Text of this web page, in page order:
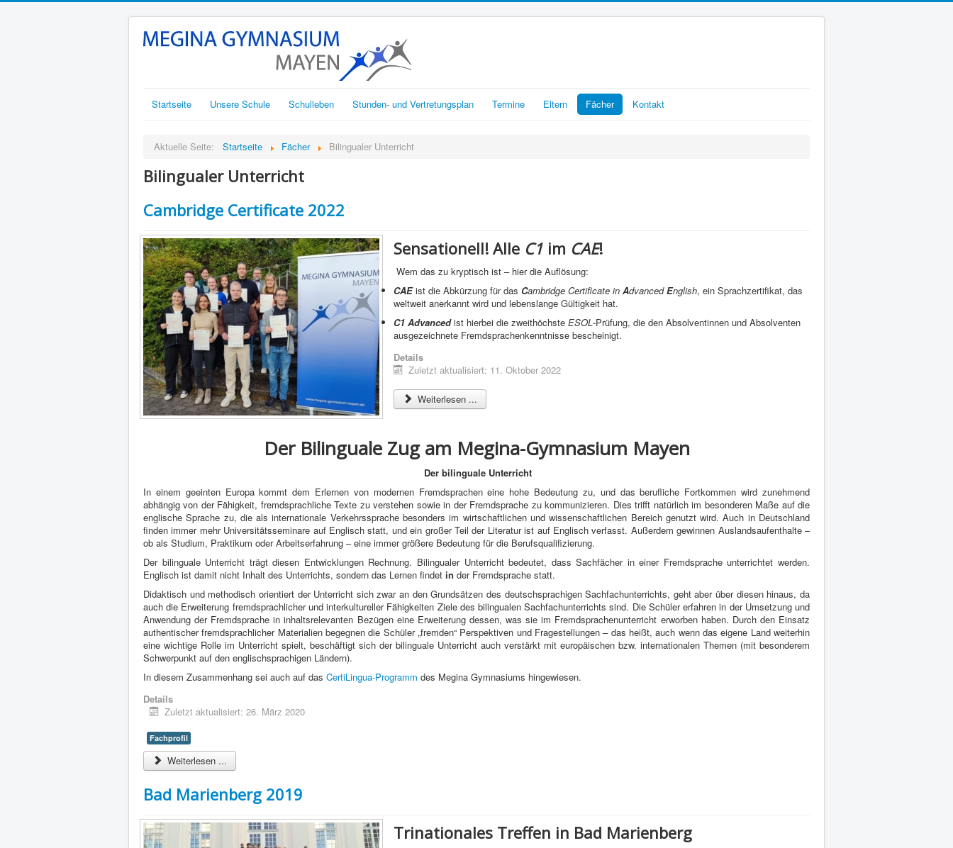
Startseite Unsere Schule Schulleben Stunden- und Vertretungsplan Termine Eltern Fächer Kontakt
Aktuelle Seite: Startseite Fächer Bilingualer Unterricht
Bilingualer Unterricht
Cambridge Certificate 2022
Sensationell! Alle C1 im CAE!
Wem das zu kryptisch ist – hier die Auflösung:
CAEist die Abkürzung für das Cambridge Certificate in AdvancedEnglish, ein Sprachzertifikat, das
weltweit anerkannt wird und lebenslange Gültigkeit hat.
C1 Advancedist hierbei die zweithöchste ESOL-Prüfung, die den Absolventinnen und Absolventen
ausgezeichnete Fremdsprachenkenntnisse bescheinigt.
Details
Zuletzt aktualisiert: 11. Oktober 2022
Weiterlesen ...
Der Bilinguale Zug am Megina-Gymnasium Mayen
Der bilinguale Unterricht
In einem geeinten Europa kommt dem Erlernen von modernen Fremdsprachen eine hohe Bedeutung zu, und das berufliche Fortkommen wird zunehmend
abhängig von der Fähigkeit, fremdsprachliche Texte zu verstehen sowie in der Fremdsprache zu kommunizieren. Dies trifft natürlich im besonderen Maße auf die
englische Sprache zu, die als internationale Verkehrssprache besonders im wirtschaftlichen und wissenschaftlichen Bereich genutzt wird. Auch in Deutschland
finden immer mehr Universitätsseminare auf Englisch statt, und ein großer Teil der Literatur ist auf Englisch verfasst. Außerdem gewinnen Auslandsaufenthalte –
ob als Studium, Praktikum oder Arbeitserfahrung – eine immer größere Bedeutung für die Berufsqualifizierung.
Der bilinguale Unterricht trägt diesen Entwicklungen Rechnung. Bilingualer Unterricht bedeutet, dass Sachfächer in einer Fremdsprache unterrichtet werden.
Englisch ist damit nicht Inhalt des Unterrichts, sondern das Lernen findet in der Fremdsprache statt.
Didaktisch und methodisch orientiert der Unterricht sich zwar an den Grundsätzen des deutschsprachigen Sachfachunterrichts, geht aber über diesen hinaus, da
auch die Erweiterung fremdsprachlicher und interkultureller Fähigkeiten Ziele des bilingualen Sachfachunterrichts sind. Die Schüler erfahren in der Umsetzung und
Anwendung der Fremdsprache in inhaltsrelevanten Bezügen eine Erweiterung dessen, was sie im Fremdsprachenunterricht erworben haben. Durch den Einsatz
authentischer fremdsprachlicher Materialien begegnen die Schüler „fremden“ Perspektiven und Fragestellungen – das heißt, auch wenn das eigene Land weiterhin
eine wichtige Rolle im Unterricht spielt, beschäftigt sich der bilinguale Unterricht auch verstärkt mit europäischen bzw. internationalen Themen (mit besonderem
Schwerpunkt auf den englischsprachigen Ländern).
In diesem Zusammenhang sei auch auf das CertiLingua-Programm des Megina Gymnasiums hingewiesen.
Details
Zuletzt aktualisiert: 26. März 2020
Fachprofil
Weiterlesen ...
Bad Marienberg 2019
Trinationales Treffen in Bad Marienberg